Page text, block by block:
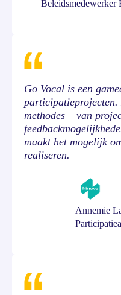
Beleidsmedewerker
Go Vocal is een
participatieprojecten.
methodes – van
maakt het mogelijk
realiseren.
Annemie